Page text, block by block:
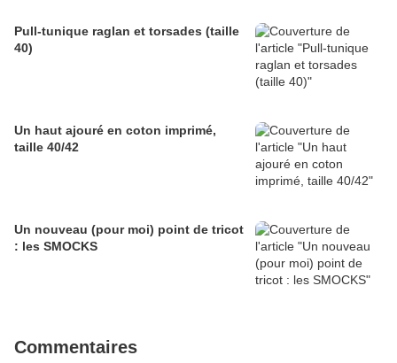
Pull-tunique raglan et torsades (taille
40)
Un haut ajouré en coton imprimé,
taille 40/42
Un nouveau (pour moi) point de tricot
: les SMOCKS
Commentaires